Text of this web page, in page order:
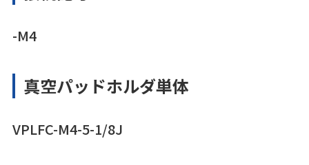
-M4
真空パッドホルダ単体
VPLFC-M4-5-1/8J